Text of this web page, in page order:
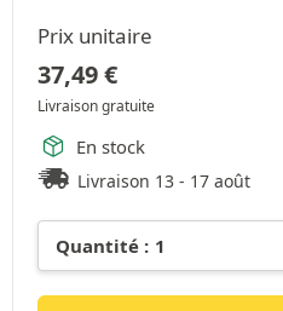
Prix unitaire
37,49€
Livraison gratuite
En stock
Livraison 13 - 17 août